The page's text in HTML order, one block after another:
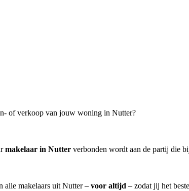
of verkoop van jouw woning in Nutter?
makelaar in Nutter verbonden wordt aan de partij die
alle makelaars uit Nutter – voor altijd – zodat jij het